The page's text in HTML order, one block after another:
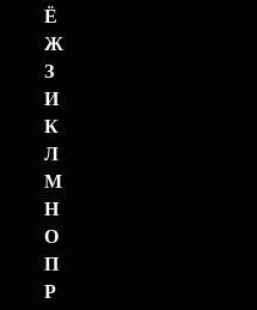
Ё
Ж
З
И
К
Л
М
Н
О
П
Р